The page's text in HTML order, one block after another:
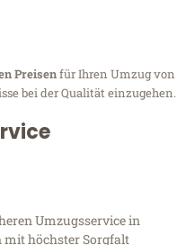
Preisenfür Ihren Umzug von
bei der Qualität einzugehen.
Umzugsservice in
mit höchster Sorgfalt